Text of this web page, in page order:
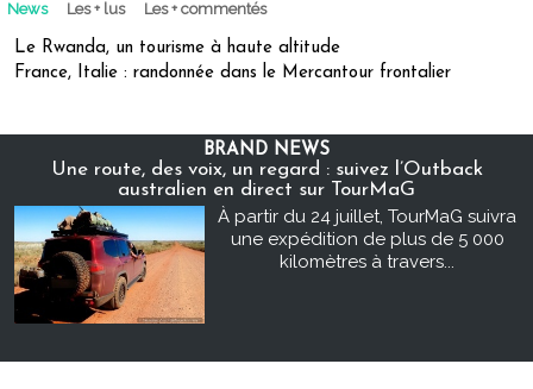
News Les + lus Les + commentés
Le Rwanda, un tourisme à haute altitude
France, Italie : randonnée dans le Mercantour frontalier
BRAND NEWS
Une route, des voix, un regard : suivez l’Outback
australien en direct sur TourMaG
À partir du 24 juillet, TourMaG suivra
une expédition de plus de 5 000
kilomètres à travers...